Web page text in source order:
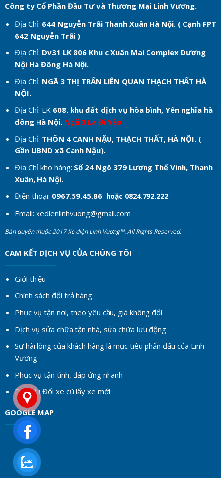
Công ty Cổ Phần Đầu Tư và Thương Mại Linh Vương.
Địa Chỉ: 644 Nguyễn Trãi Thanh Xuân Hà Nội. ( Cạnh FPT
642 Nguyễn Trãi )
Địa Chỉ: Dv31 LK 806 Khu c Xuân Mai Complex Dương
Nội Hà Đông Hà Nội.
Địa Chỉ: NGÃ 3 THỊ TRẤN LIÊN QUAN THẠCH THẤT HÀ
NỘI.
Địa Chỉ: LK 608. khu đất dịch vụ hòa bình, Yên nghĩa hà
đông Hà Nội. Ngã 3 La Đi Vào
Địa Chỉ: THÔN 4 CANH NẬU, THẠCH THẤT, HÀ NỘI. (
Gần UBND xã Canh Nậu).
Địa Chỉ kho hàng: Số 24 Ngõ 379 Lương Thế Vinh, Thanh
Xuân, Hà Nội.
Điện thoại: 0967.59.45.86 hoặc 0824.792.222
Email: xedienlinhvuong@gmail.com
Bản quyền thuộc 2017 Xe điện Linh Vương™. All Rights Reserved.
CAM KẾT DỊCH VỤ CỦA CHÚNG TÔI
Giới thiệu
Chính sách đổi trả hàng
Phục vụ tận nơi, theo yêu cầu, giá không đổi
Dịch vụ sửa chữa tận nhà, sửa chữa lưu động
Sự hài lòng của khách hàng là mục tiêu phấn đấu của Linh
Vương
Phục vụ tận tình, đáp ứng nhanh
Dịch Vụ Đổi xe cũ lấy xe mới
GOOGLE MAP